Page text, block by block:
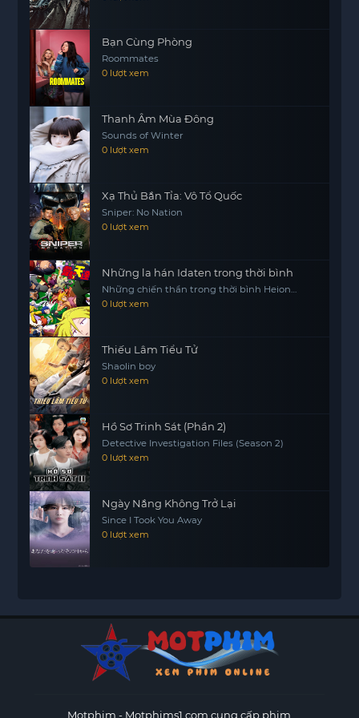
Bạn Cùng Phòng
Roommates
0 lượt xem
Thanh Âm Mùa Đông
Sounds of Winter
0 lượt xem
Xạ Thủ Bắn Tỉa: Vô Tổ Quốc
Sniper: No Nation
0 lượt xem
Những la hán Idaten trong thời bình
Những chiến thần trong thời bình Heion
Sedai no Idaten-tachi
0 lượt xem
Thiếu Lâm Tiểu Tử
Shaolin boy
0 lượt xem
Hồ Sơ Trinh Sát (Phần 2)
Detective Investigation Files (Season 2)
0 lượt xem
Ngày Nắng Không Trở Lại
Since I Took You Away
0 lượt xem
Motphim - Motphims1.com cung cấp phim